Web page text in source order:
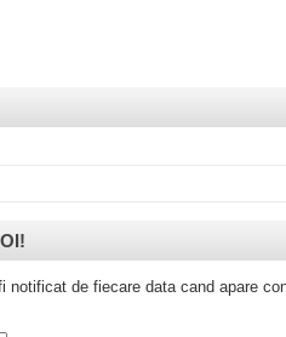
notificat de fiecare data cand apare